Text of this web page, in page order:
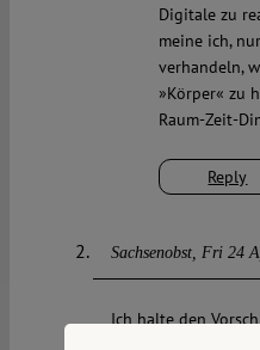
Reply
Digitale zu
meine ich,
verhandeln,
»Körper« zu
Raum-Zeit-
Sachsenobst Fri 24
Ich halte den